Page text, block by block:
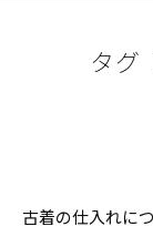
タグ
古着の仕入れにつ